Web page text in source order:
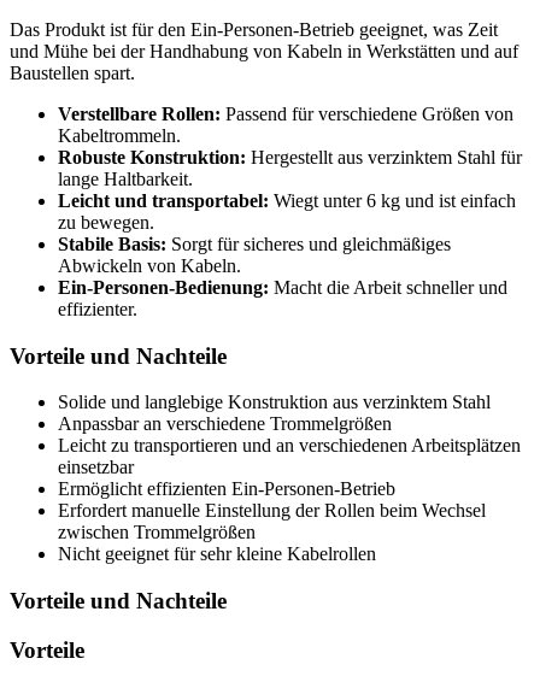
Das Produkt ist für den Ein-Personen-Betrieb geeignet, was Zeit
und Mühe bei der Handhabung von Kabeln in Werkstätten und auf
Baustellen spart.
Verstellbare Rollen: Passend für verschiedene Größen von
Kabeltrommeln.
Robuste Konstruktion: Hergestellt aus verzinktem Stahl für
lange Haltbarkeit.
Leicht und transportabel: Wiegt unter 6 kg und ist einfach
zu bewegen.
Stabile Basis: Sorgt für sicheres und gleichmäßiges
Abwickeln von Kabeln.
Ein-Personen-Bedienung: Macht die Arbeit schneller und
effizienter.
Vorteile und Nachteile
Solide und langlebige Konstruktion aus verzinktem Stahl
Anpassbar an verschiedene Trommelgrößen
Leicht zu transportieren und an verschiedenen Arbeitsplätzen
einsetzbar
Ermöglicht effizienten Ein-Personen-Betrieb
Erfordert manuelle Einstellung der Rollen beim Wechsel
zwischen Trommelgrößen
Nicht geeignet für sehr kleine Kabelrollen
Vorteile und Nachteile
Vorteile